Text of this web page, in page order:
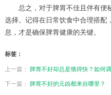
总之，对于脾胃不佳且伴有便
选择。记得在日常饮食中合理搭配
息，才是确保脾胃健康的关键。
标签：
上一篇： 脾胃不好却总是饿得快？如何
下一篇： 脾胃不好的元凶都来自哪里？